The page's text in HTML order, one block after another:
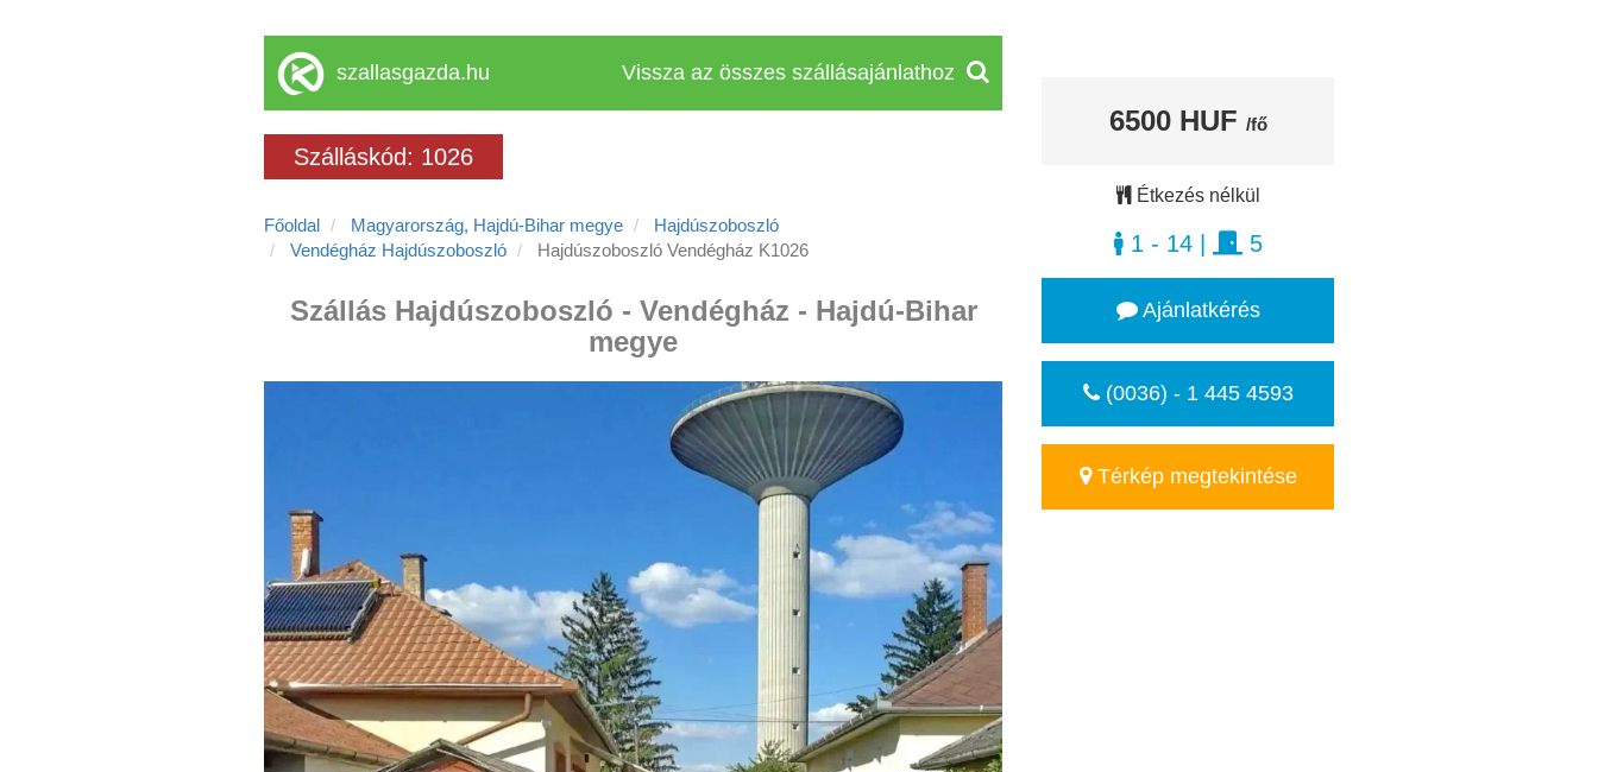
szallasgazda.hu Vissza az összes szállásajánlathoz
Szálláskód: 1026
Főoldal Magyarország, Hajdú-Bihar megye
Hajdúszoboszló
Vendégház Hajdúszoboszló
Hajdúszoboszló Vendégház K1026
Szállás Hajdúszoboszló - Vendégház - Hajdú-Bihar
megye
6500 HUF /fő
Étkezés nélkül
1 - 14| 5
Ajánlatkérés
(0036) - 1 445 4593
Térkép megtekintése